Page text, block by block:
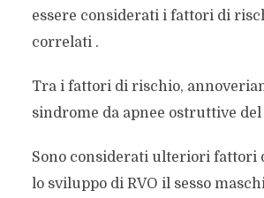
essere considerati i fattori di
correlati .
Tra i fattori di rischio,
sindrome da apnee ostruttive del
Sono considerati ulteriori fattori
lo sviluppo di RVO il sesso